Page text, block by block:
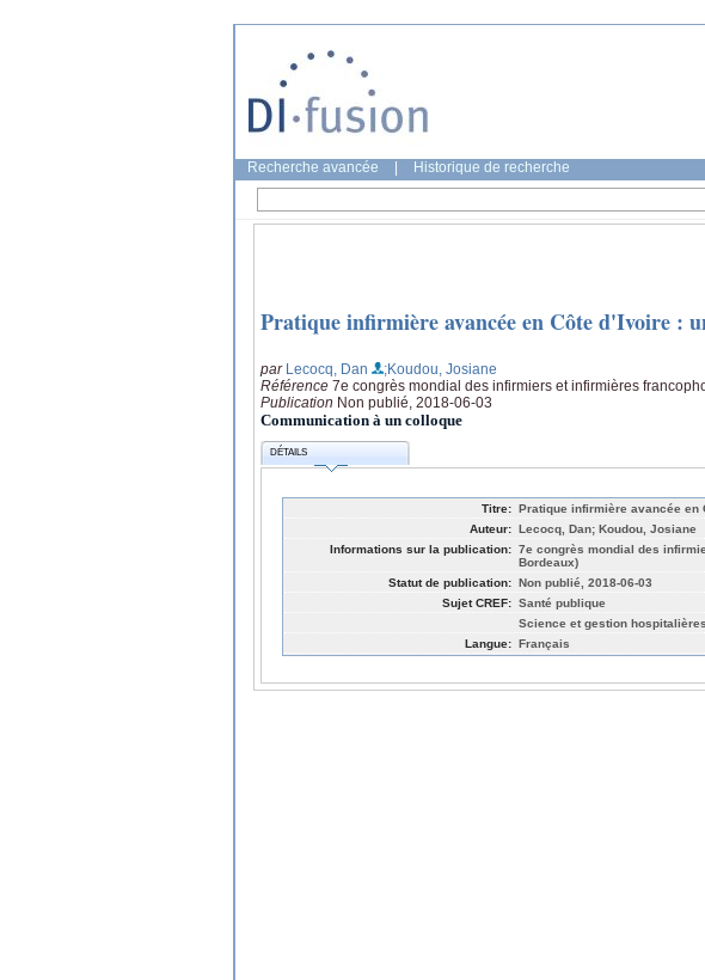
Recherche avancée Historique de recherche
Pratique infirmière avancée en Côte d'Ivoire :
par Lecocq, Dan
;Koudou, Josiane
Référence 7e congrès mondial des infirmiers et infirmières
Publication Non publié, 2018-06-03
Communication à un colloque
DÉTAILS
Titre: Pratique infirmière avancée en
Auteur: Lecocq, Dan; Koudou, Josiane
Informations sur la publication: 7e congrès mondial des
Bordeaux)
Statut de publication: Non publié, 2018-06-03
Sujet CREF: Santé publique
Science et gestion hospitalières
Langue: Français